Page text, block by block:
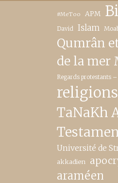
#MeToo APM
David Islam
Qumrân
de la mer
Regards protestants
religions
TaNaKh
Université de
akkadien
araméen